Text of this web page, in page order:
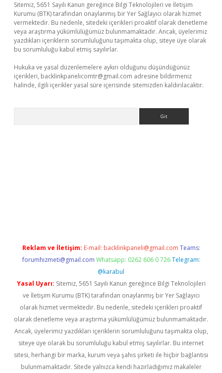
Sitemiz, 5651 Sayılı Kanun gereğince Bilgi Teknolojileri ve İletişim
Kurumu (BTK) tarafından onaylanmış bir Yer Sağlayıcı olarak hizmet
vermektedir. Bu nedenle, sitedeki içerikleri proaktif olarak denetleme
veya araştırma yükümlülüğümüz bulunmamaktadır. Ancak, üyelerimiz
yazdıkları içeriklerin sorumluluğunu taşımakta olup, siteye üye olarak
bu sorumluluğu kabul etmiş sayılırlar.
Hukuka ve yasal düzenlemelere aykırı olduğunu düşündüğünüz
içerikleri, backlinkpanelicomtr@gmail.com adresine bildirmeniz
halinde, ilgili içerikler yasal süre içerisinde sitemizden kaldırılacaktır.
Reklam ve İletişim: E-mail: backlinkpaneli@gmail.com Teams:
forumhizmeti@gmail.com Whatsapp: 0262 606 0 726 Telegram:
@karabul
Yasal Uyarı: Sitemiz, 5651 Sayılı Kanun gereğince Bilgi Teknolojileri
ve İletişim Kurumu (BTK) tarafından onaylanmış bir Yer Sağlayıcı
olarak hizmet vermektedir. Bu nedenle, sitedeki içerikleri proaktif
olarak denetleme veya araştırma yükümlülüğümüz bulunmamaktadır.
Ancak, üyelerimiz yazdıkları içeriklerin sorumluluğunu taşımakta olup,
siteye üye olarak bu sorumluluğu kabul etmiş sayılırlar. Bu internet
sitesi, herhangi bir marka, kurum veya şahıs şirketi ile hiçbir bağlantısı
bulunmamaktadır. Sitede yalnızca kendi hazırladığımız makaleler